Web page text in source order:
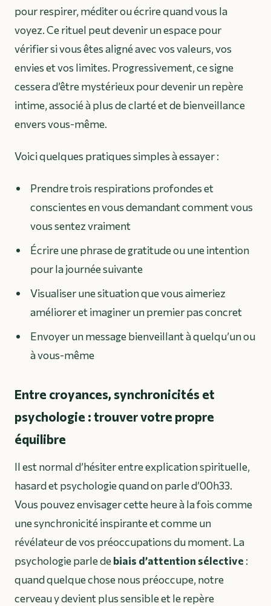
pour respirer, méditer ou écrire quand vous la
voyez. Ce rituel peut devenir un espace pour
vérifier si vous êtes aligné avec vos valeurs, vos
envies et vos limites. Progressivement, ce signe
cessera d’être mystérieux pour devenir un repère
intime, associé à plus de clarté et de bienveillance
envers vous-même.
Voici quelques pratiques simples à essayer :
Prendre trois respirations profondes et
conscientes en vous demandant comment vous
vous sentez vraiment
Écrire une phrase de gratitude ou une intention
pour la journée suivante
Visualiser une situation que vous aimeriez
améliorer et imaginer un premier pas concret
Envoyer un message bienveillant à quelqu’un ou
à vous-même
Entre croyances, synchronicités et
psychologie : trouver votre propre
équilibre
Il est normal d’hésiter entre explication spirituelle,
hasard et psychologie quand on parle d’00h33.
Vous pouvez envisager cette heure à la fois comme
une synchronicité inspirante et comme un
révélateur de vos préoccupations du moment. La
psychologie parle debiais d’attention sélective :
quand quelque chose nous préoccupe, notre
cerveau y devient plus sensible et le repère